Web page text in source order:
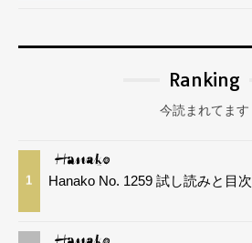
Ranking
今読まれてます
1 Hanako No. 1259 試し読みと目次